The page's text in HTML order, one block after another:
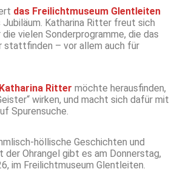
das Freilichtmuseum Glentleiten
Jubiläum. Katharina Ritter freut sich
vielen Sonderprogramme, die das
stattfinden – vor allem auch für
Katharina Ritter möchte herausfinden,
wirken, und macht sich dafür mit
Spurensuche.
höllische Geschichten und
der Ohrangel gibt es am Donnerstag,
im Freilichtmuseum Glentleiten.